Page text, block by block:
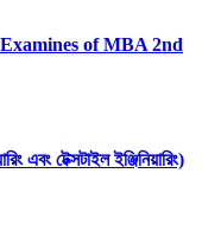
of MBA 2nd
এবং টেক্সটাইল ইঞ্জিনিয়ারিং)